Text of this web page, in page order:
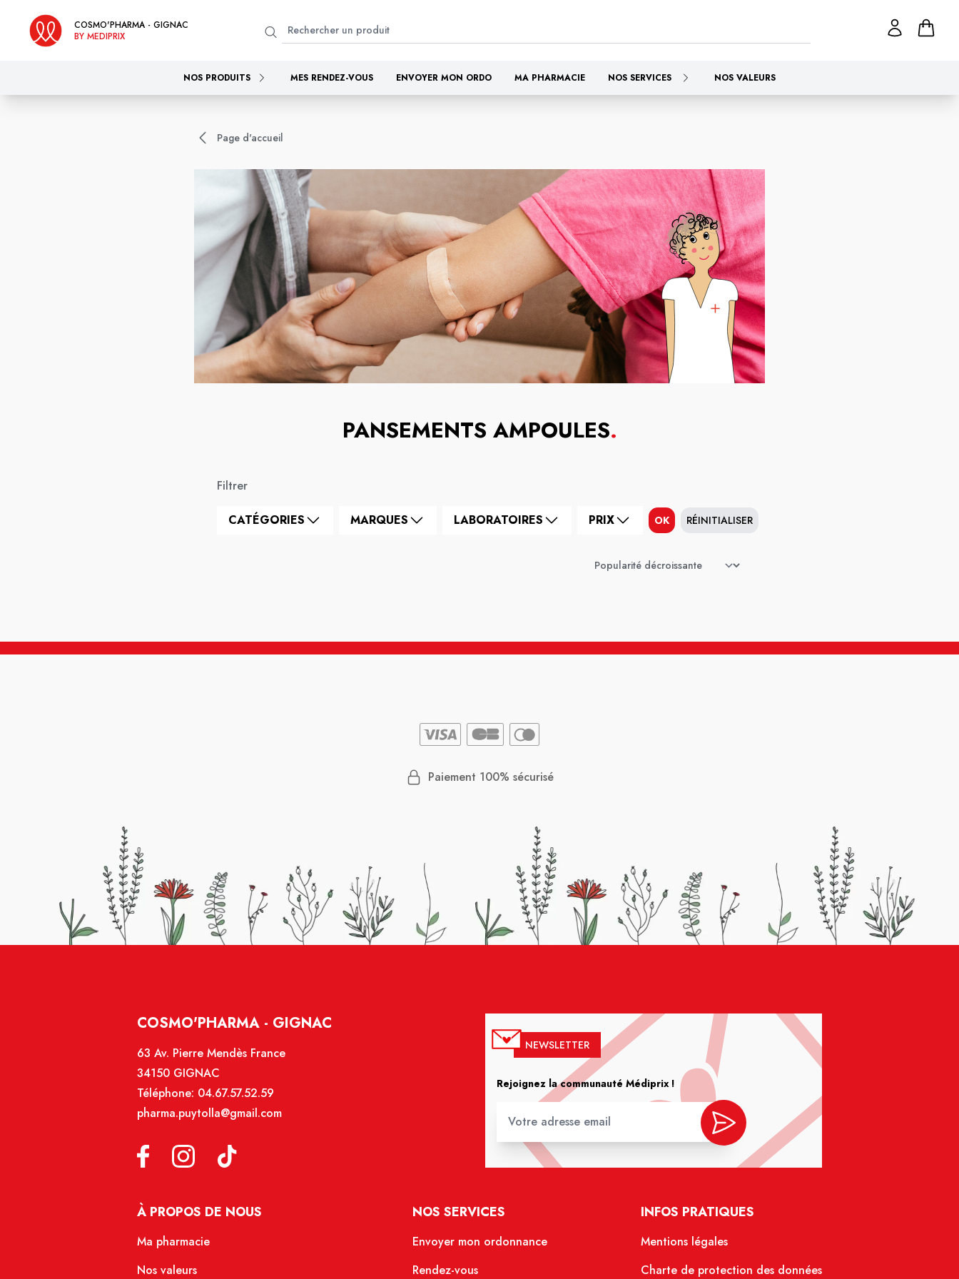
COSMO'PHARMA - GIGNAC
BY MEDIPRIX
NOS PRODUITS MES RENDEZ-VOUS ENVOYER MON ORDO MA PHARMACIE NOS SERVICES NOS VALEURS
Page d'accueil
PANSEMENTS AMPOULES.
Filtrer
CATÉGORIES MARQUES LABORATOIRES PRIX OK RÉINITIALISER
Paiement 100% sécurisé
COSMO'PHARMA - GIGNAC
63 Av. Pierre Mendès France
34150 GIGNAC
Téléphone: 04.67.57.52.59
pharma.puytolla@gmail.com
NEWSLETTER
Rejoignez la communauté Médiprix !
À PROPOS DE NOUS
Ma pharmacie
Nos valeurs
NOS SERVICES
Envoyer mon ordonnance
Rendez-vous
INFOS PRATIQUES
Mentions légales
Charte de protection des données